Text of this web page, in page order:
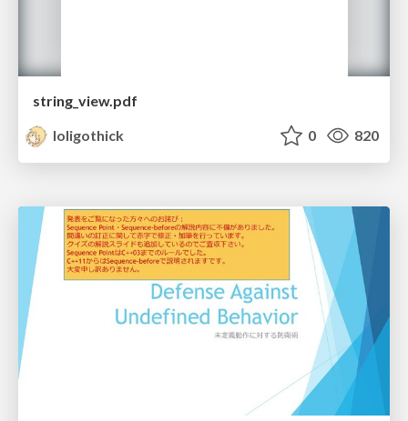
string_view.pdf
loligothick
0 820